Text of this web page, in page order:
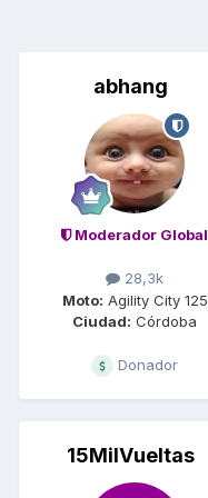
abhang
Moderador Global
28,3k
Moto: Agility City 125
Ciudad: Córdoba
Donador
15MilVueltas